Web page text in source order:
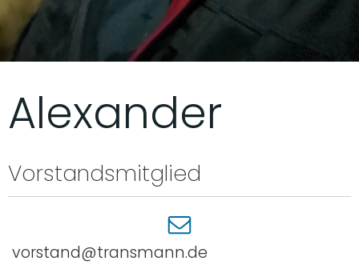
Alexander
Vorstandsmitglied
vorstand@transmann.de